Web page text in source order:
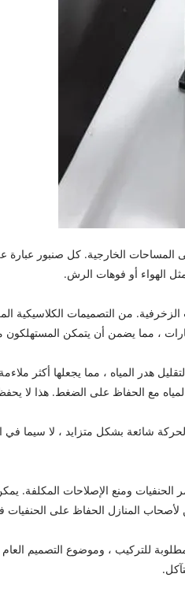
المساحات الخارجية. كل صنبور
الهواء أو فوهات الرش.
من التصميمات الكلاسيكية
، مما يضمن أن يتمكن
بشكل متزايد ، لا سيما في
ومنع الإصلاحات المكلفة.
المنازل الحفاظ على الحنفيات
للتركيب ، وموضوع التصميم العام